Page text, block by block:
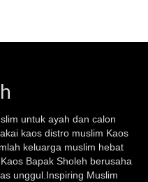
untuk ayah dan calon
kaos distro muslim Kaos
keluarga muslim hebat
Bapak Sholeh berusaha
unggul.Inspiring Muslim